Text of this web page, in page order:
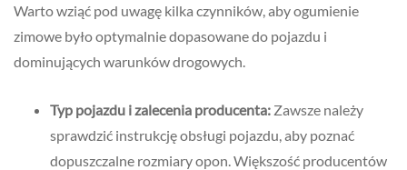
Warto wziąć pod uwagę kilka czynników, aby ogumienie
zimowe było optymalnie dopasowane do pojazdu i
dominujących warunków drogowych.
Typ pojazdu i zalecenia producenta: Zawsze należy
sprawdzić instrukcję obsługi pojazdu, aby poznać
dopuszczalne rozmiary opon. Większość producentów